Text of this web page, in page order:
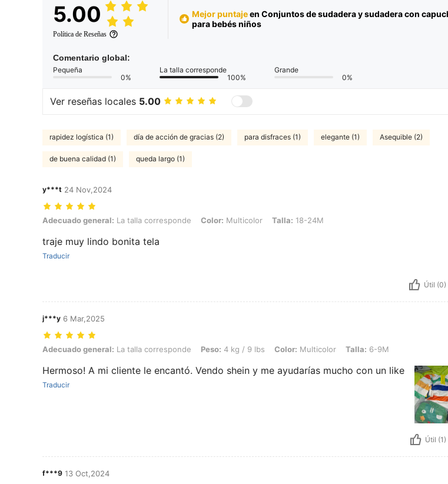
5.00
Política de Reseñas
Mejor puntajeen Conjuntos de sudadera y sudadera con
para bebés niños
Comentario global:
Pequeña
0%
La talla corresponde
100%
Grande
0%
Ver reseñas locales 5.00
rapidez logística (1) día de acción de gracias (2) para disfraces (1) elegante (1) Asequible (2)
de buena calidad (1) queda largo (1)
y***t 24 Nov,2024
Adecuado general: La talla corresponde, Color: Multicolor, Talla: 18-24M
Adecuado general: La talla corresponde Color: Multicolor Talla: 18-24M
traje muy lindo bonita tela
Traducir
Útil (0)
j***y 6 Mar,2025
Adecuado general: La talla corresponde, Peso: 4 kg / 9 lbs, Color: Multicolor, Talla: 6-9M
Adecuado general: La talla corresponde Peso: 4 kg / 9 lbs Color: Multicolor Talla: 6-9M
Hermoso! A mi cliente le encantó. Vendo shein y me ayudarías mucho con un like
Traducir
Útil (1)
f***9 13 Oct,2024